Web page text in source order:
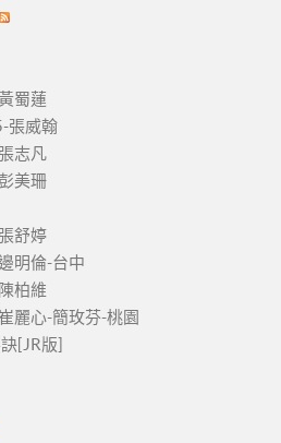
蜀蓮
張威翰
志凡
美珊
舒婷
明倫-台中
柏維
麗心-簡玫芬-桃園
[JR版]